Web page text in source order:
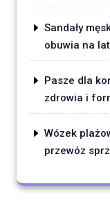
Sandały
obuwia na
Pasze dla
zdrowia i
Wózek
przewóz